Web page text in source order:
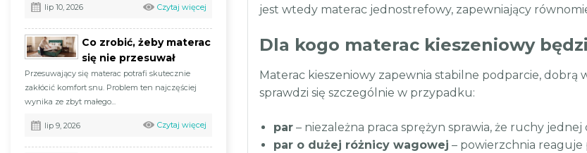
lip 10, 2026 Czytaj więcej
Co zrobić, żeby materac
się nie przesuwał
Przesuwający się materac potrafi skutecznie
zakłócić komfort snu. Problem ten najczęściej
wynika ze zbyt małego...
lip 9, 2026 Czytaj więcej
jest wtedy materac jednostrefowy, zapewniający
Dla kogo materac kieszeniowy
Materac kieszeniowy zapewnia stabilne podparcie,
sprawdzi się szczególnie w przypadku:
par – niezależna praca sprężyn sprawia, że ruchy
par o dużej różnicy wagowej – powierzchnia